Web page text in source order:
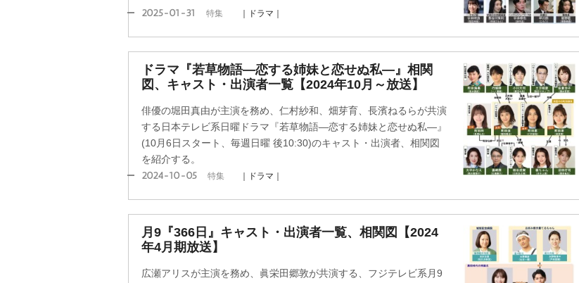
2025-01-31 特集 ｜ドラマ｜
ドラマ『若草物語―恋する姉妹と恋せぬ私―』相関
図、キャスト・出演者一覧【2024年10月～放送】
俳優の堀田真由が主演を務め、仁村紗和、畑芽育、長濱ねるらが共演
する日本テレビ系日曜ドラマ『若草物語―恋する姉妹と恋せぬ私―』
(10月6日スタート、毎週日曜 後10:30)のキャスト・出演者、相関図
を紹介する。
2024-10-05 特集 ｜ドラマ｜
月9『366日』キャスト・出演者一覧、相関図【2024
年4月期放送】
広瀬アリスが主演を務め、眞栄田郷敦が共演する、フジテレビ系月9